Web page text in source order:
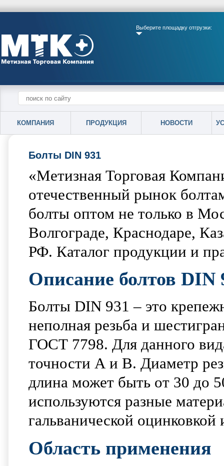
Выберите площадку отгрузки:
КОМПАНИЯ ПРОДУКЦИЯ НОВОСТИ
Болты DIN 931
«Метизная Торговая
отечественный рынок
болты оптом не только в
Волгограде, Краснодаре,
РФ. Каталог продукции и
Описание болтов DIN
Болты DIN 931 – это
неполная резьба и
ГОСТ 7798. Для данного
точности А и В. Диаметр
длина может быть от 30 до
используются разные
гальванической оцинковкой
Область применения